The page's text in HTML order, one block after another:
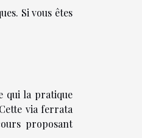
Si vous êtes
qui la pratique
via ferrata
proposant